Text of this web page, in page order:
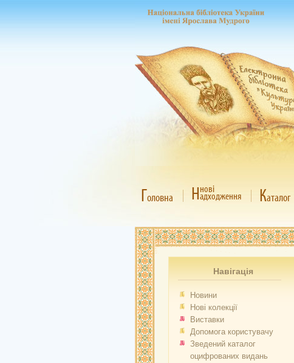
Головна Ннові
адходження Каталог
Навігація
Новини
Нові колекції
Виставки
Допомога користувачу
Зведений каталог
оцифрованих видань